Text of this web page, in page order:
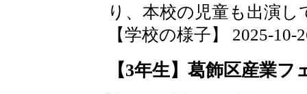
り、本校の児童も出演し
【学校の様子】 2025-10-
【3年生】葛飾区産業フ